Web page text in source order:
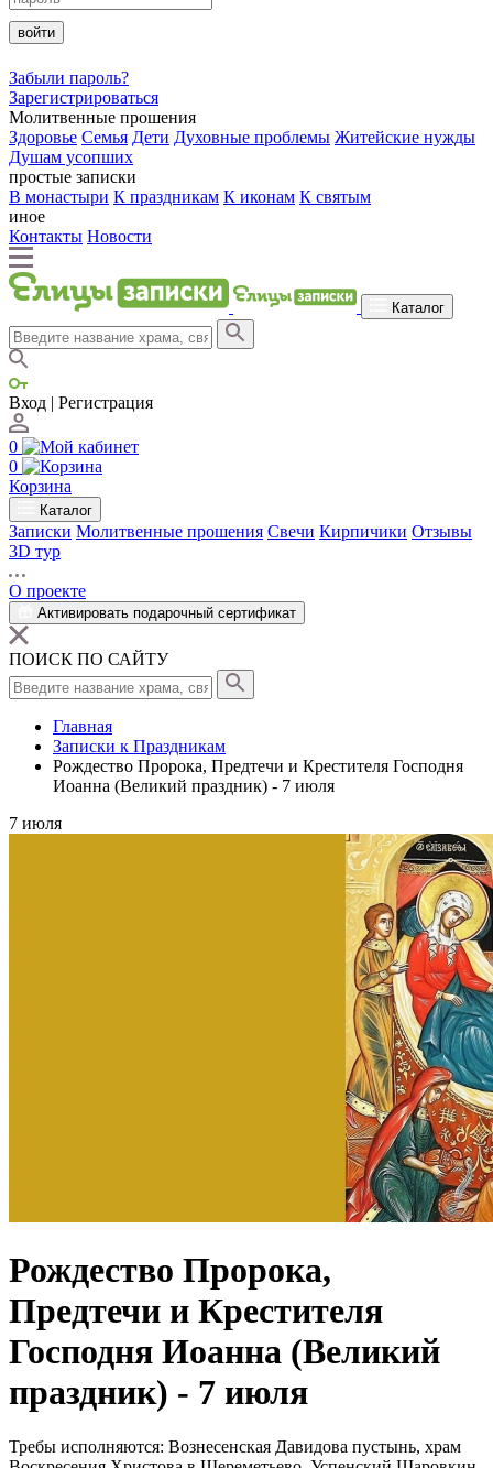
войти
Забыли пароль?
Зарегистрироваться
Молитвенные прошения
Здоровье Семья Дети Духовные проблемы Житейские нужды
Душам усопших
простые записки
В монастыри К праздникам К иконам К святым
иное
Контакты Новости
Каталог
Вход | Регистрация
0
0
Корзина
Каталог
Записки Молитвенные прошения Свечи Кирпичики Отзывы
3D тур
О проекте
Активировать подарочный сертификат
ПОИСК ПО САЙТУ
Главная
Записки к Праздникам
Рождество Пророка, Предтечи и Крестителя Господня
Иоанна (Великий праздник) - 7 июля
7 июля
Рождество Пророка,
Предтечи и Крестителя
Господня Иоанна (Великий
праздник) - 7 июля
Требы исполняются: Вознесенская Давидова пустынь, храм